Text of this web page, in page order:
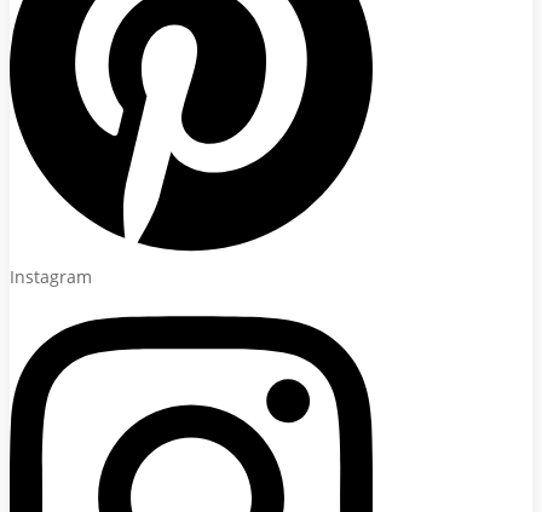
Instagram